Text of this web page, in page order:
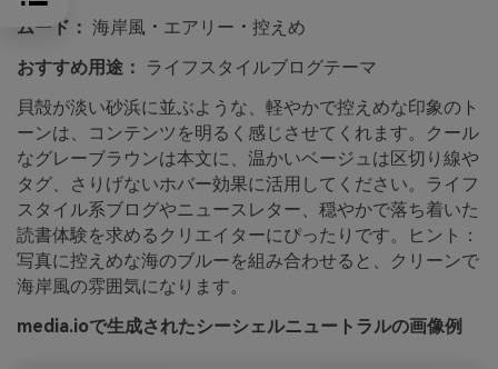
ムード： 海岸風・エアリー・控えめ
おすすめ用途：
ライフスタイルブログテーマ
貝殻が淡い砂浜に並ぶような、軽やかで控えめな印象のト
ーンは、コンテンツを明るく感じさせてくれます。クール
なグレーブラウンは本文に、温かいベージュは区切り線や
タグ、さりげないホバー効果に活用してください。ライフ
スタイル系ブログやニュースレター、穏やかで落ち着いた
読書体験を求めるクリエイターにぴったりです。ヒント：
写真に控えめな海のブルーを組み合わせると、クリーンで
海岸風の雰囲気になります。
media.ioで生成されたシーシェルニュートラルの画像例